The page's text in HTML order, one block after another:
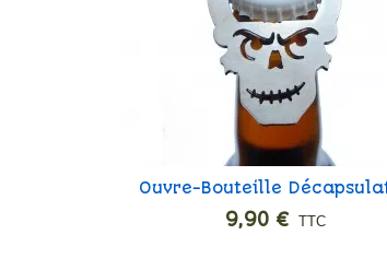
Ajouter
Ouvre-Bouteille
9,90 € TTC